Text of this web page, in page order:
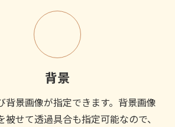
背景
背景画像が指定できます。背景画像
被せて透過具合も指定可能なので、